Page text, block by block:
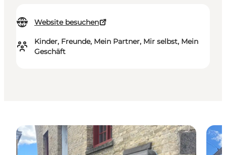
Website besuchen
Kinder, Freunde, Mein Partner, Mir selbst, Mein
Geschäft